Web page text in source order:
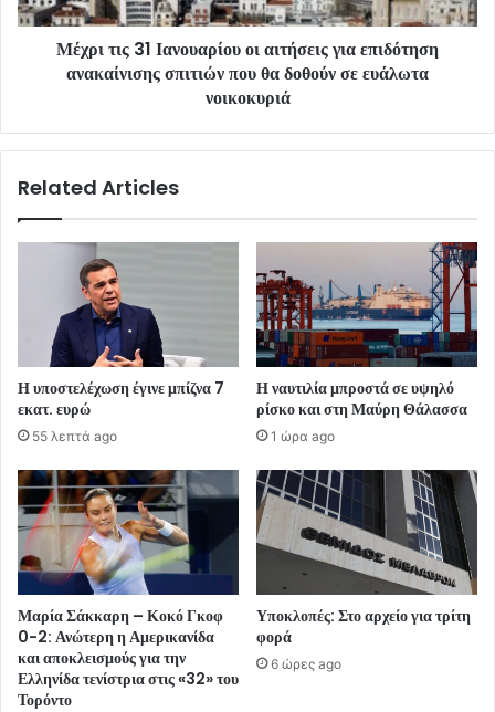
Μέχρι τις 31 Ιανουαρίου οι αιτήσεις για επιδότηση
ανακαίνισης σπιτιών που θα δοθούν σε ευάλωτα
νοικοκυριά
Related Articles
Η υποστελέχωση έγινε μπίζνα 7
εκατ. ευρώ
55 λεπτά ago
Η ναυτιλία μπροστά σε υψηλό
ρίσκο και στη Μαύρη Θάλασσα
1 ώρα ago
Μαρία Σάκκαρη – Κοκό Γκοφ
0-2: Ανώτερη η Αμερικανίδα
και αποκλεισμούς για την
Ελληνίδα τενίστρια στις «32» του
Τορόντο
Υποκλοπές: Στο αρχείο για τρίτη
φορά
6 ώρες ago